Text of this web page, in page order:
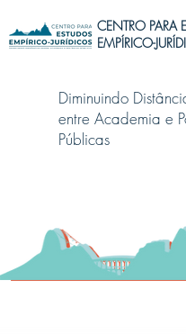
CENTRO PARA
EMPÍRICO-
Diminuindo
entre Academia e
Públicas